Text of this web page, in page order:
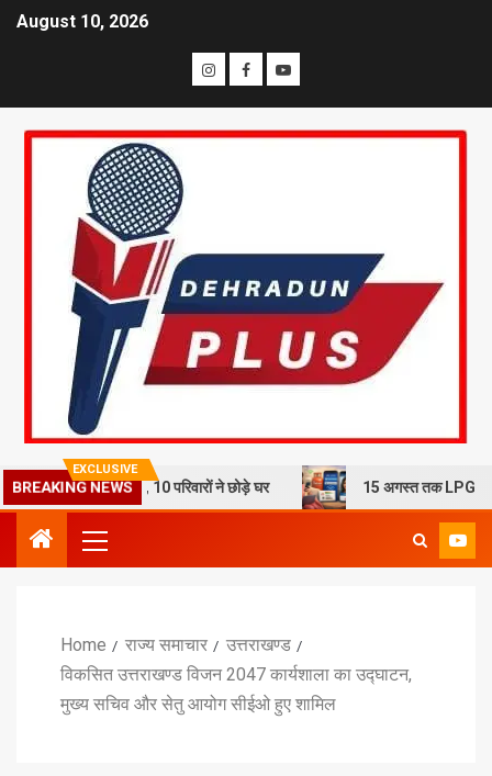
August 10, 2026
EXCLUSIVE
BREAKING NEWS
से दहशत, 10 परिवारों ने छोड़े घर 15 अगस्त तक LPG कनेक्शन की e-
Home राज्य समाचार
उत्तराखण्ड
विकसित उत्तराखण्ड विजन 2047 कार्यशाला का उद्घाटन,
मुख्य सचिव और सेतु आयोग सीईओ हुए शामिल